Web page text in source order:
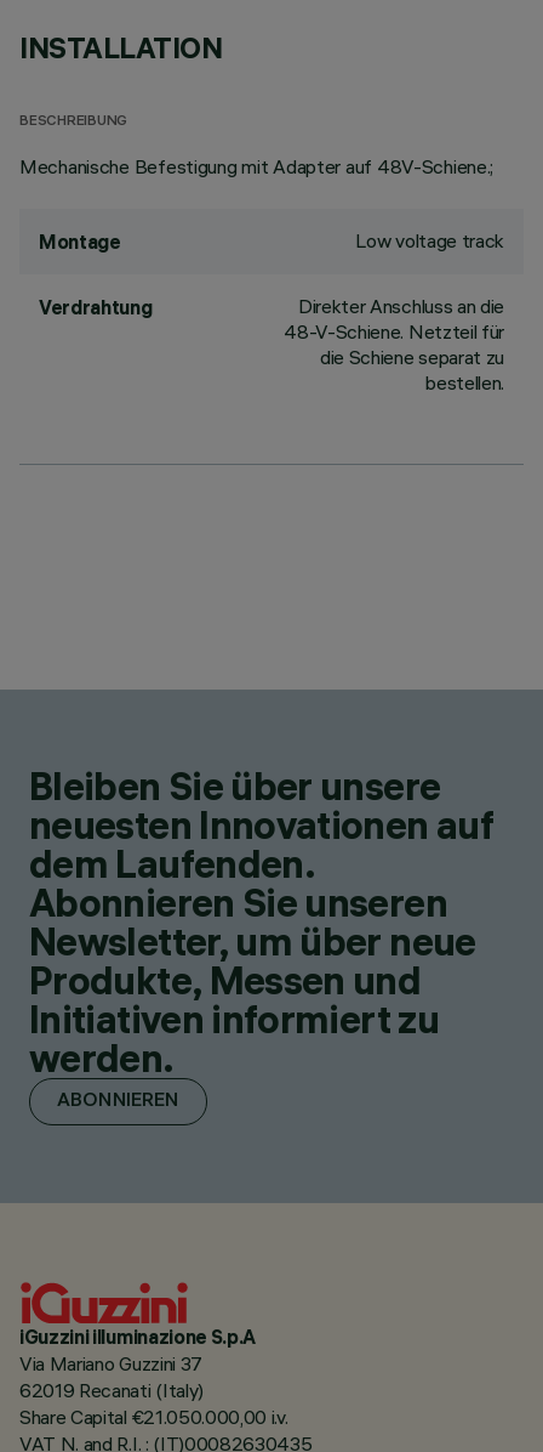
INSTALLATION
BESCHREIBUNG
Mechanische Befestigung mit Adapter auf 48V-Schiene.;
Montage Low voltage track
Verdrahtung
Direkter Anschluss an die
48-V-Schiene. Netzteil für
die Schiene separat zu
bestellen.
Bleiben Sie über unsere
neuesten Innovationen auf
dem Laufenden.
Abonnieren Sie unseren
Newsletter, um über neue
Produkte, Messen und
Initiativen informiert zu
werden.
ABONNIEREN
iGuzzini illuminazione S.p.A
Via Mariano Guzzini 37
62019 Recanati (Italy)
Share Capital €21.050.000,00 i.v.
VAT N. and R.I. : (IT)00082630435